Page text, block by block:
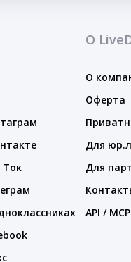
Ток
О
О
Оферта
Для
Для
API / MCP